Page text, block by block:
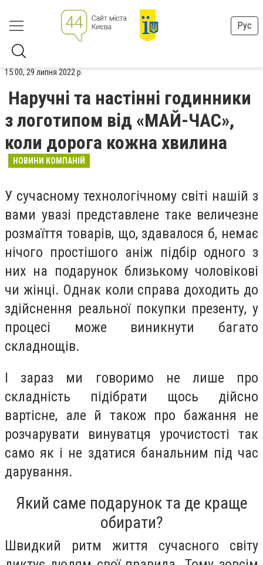
Рус
15:00, 29 липня 2022 р.
Наручні та настінні годинники
з логотипом від «МАЙ-ЧАС»,
коли дорога кожна хвилина
НОВИНИ КОМПАНІЙ
У сучасному технологічному світі нашій з
вами увазі представлене таке величезне
розмаїття товарів, що, здавалося б, немає
нічого простішого аніж підбір одного з
них на подарунок близькому чоловікові
чи жінці. Однак коли справа доходить до
здійснення реальної покупки презенту, у
процесі може виникнути багато
складнощів.
І зараз ми говоримо не лише про
складність підібрати щось дійсно
вартісне, але й також про бажання не
розчарувати винуватця урочистості так
само як і не здатися банальним під час
дарування.
Який саме подарунок та де краще
обирати?
Швидкий ритм життя сучасного світу